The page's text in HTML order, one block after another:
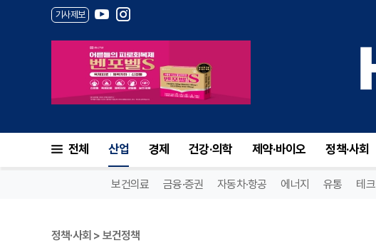
기사제보
전체 산업 경제 건강·의학 제약·바이오 정책·사회
보건의료 금융·증권 자동차·항공 에너지 유통 테크
정책·사회 > 보건정책